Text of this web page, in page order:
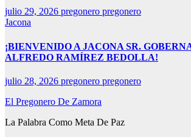
julio 29, 2026 pregonero pregonero
Jacona
¡BIENVENIDO A JACONA SR.
ALFREDO RAMÍREZ BEDOLLA!
julio 28, 2026 pregonero pregonero
El Pregonero De Zamora
La Palabra Como Meta De Paz